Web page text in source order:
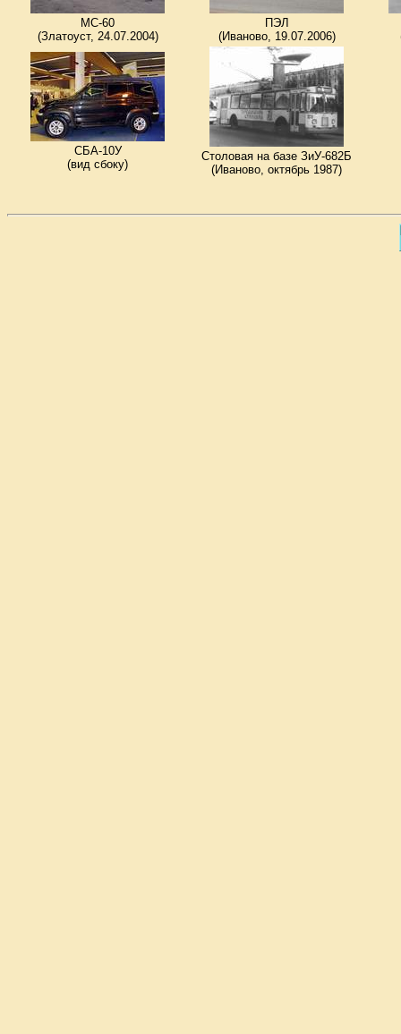
MC-60
(Златоуст, 24.07.2004)
ПЭЛ
(Иваново, 19.07.2006)
СБА-10У
(вид сбоку)
Столовая на базе ЗиУ-682Б
(Иваново, октябрь 1987)